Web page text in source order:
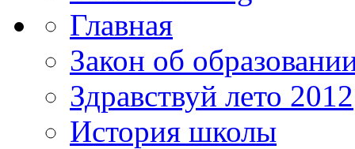
Главная
Закон об
Здравствуй лето 2012
История школы